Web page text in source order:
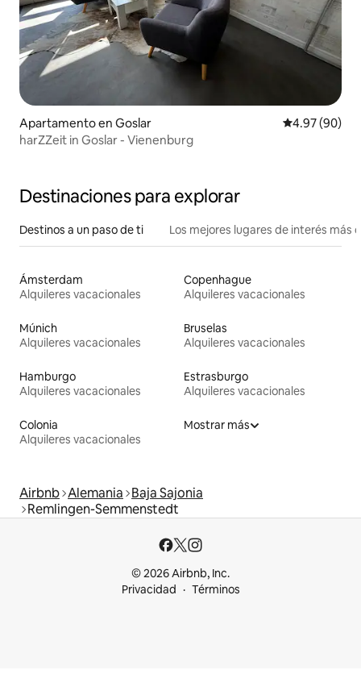
Apartamento en Goslar Calificación
4.97 (90)
harZZeit in Goslar - Vienenburg
Destinaciones para explorar
Destinos a un paso de ti Los mejores lugares de interés más
Ámsterdam
Alquileres vacacionales
Copenhague
Alquileres vacacionales
Múnich
Alquileres vacacionales
Bruselas
Alquileres vacacionales
Hamburgo
Alquileres vacacionales
Estrasburgo
Alquileres vacacionales
Colonia
Alquileres vacacionales
Mostrar más
Airbnb Alemania Baja Sajonia
Remlingen-Semmenstedt
© 2026 Airbnb, Inc.
Privacidad
Términos